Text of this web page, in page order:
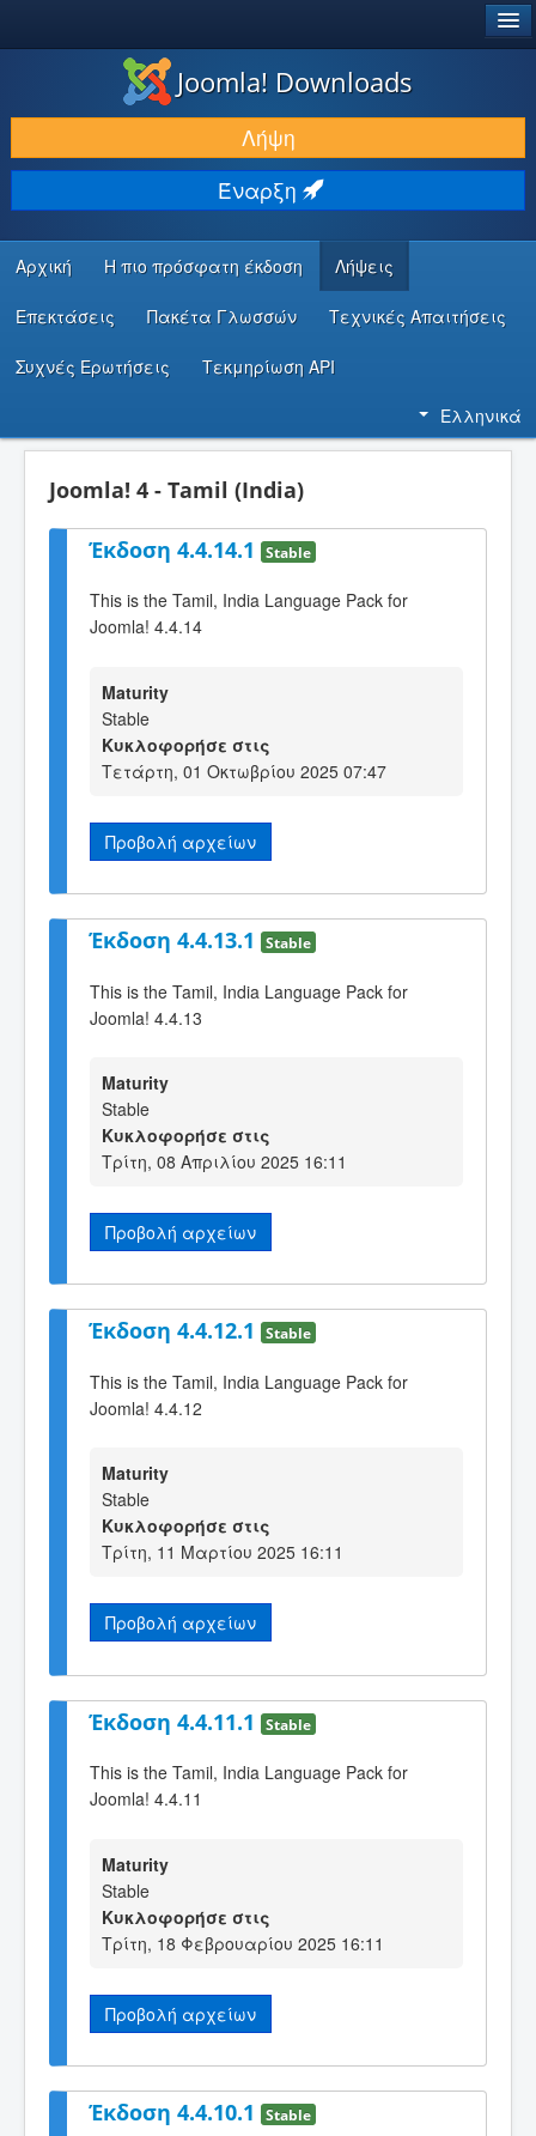
ΛΉΨΕΙΣ & ΕΠΕΚΤΆΣΕΙΣ
ΕΎΡΕΣΗ & ΜΆΘΗΣΗ
ΚΟΙΝΌΤΗΤΑ & ΥΠΟΣΤΉΡΙΞΗ
ΠΌΡΟΙ ΠΡΟΓΡΑΜΜΑΤΙΣΤΏΝ
Joomla! Downloads
Λήψη
Έναρξη
Αρχική Η πιο πρόσφατη έκδοση Λήψεις
Επεκτάσεις Πακέτα Γλωσσών Τεχνικές Απαιτήσεις
Συχνές Ερωτήσεις Τεκμηρίωση API
Ελληνικά
Joomla! 4 - Tamil (India)
Έκδοση 4.4.14.1 Stable
This is the Tamil, India Language Pack for
Joomla! 4.4.14
Maturity
Stable
Κυκλοφορήσε στις
Τετάρτη, 01 Οκτωβρίου 2025 07:47
Προβολή αρχείων
Έκδοση 4.4.13.1 Stable
This is the Tamil, India Language Pack for
Joomla! 4.4.13
Maturity
Stable
Κυκλοφορήσε στις
Τρίτη, 08 Απριλίου 2025 16:11
Προβολή αρχείων
Έκδοση 4.4.12.1 Stable
This is the Tamil, India Language Pack for
Joomla! 4.4.12
Maturity
Stable
Κυκλοφορήσε στις
Τρίτη, 11 Μαρτίου 2025 16:11
Προβολή αρχείων
Έκδοση 4.4.11.1 Stable
This is the Tamil, India Language Pack for
Joomla! 4.4.11
Maturity
Stable
Κυκλοφορήσε στις
Τρίτη, 18 Φεβρουαρίου 2025 16:11
Προβολή αρχείων
Έκδοση 4.4.10.1 Stable